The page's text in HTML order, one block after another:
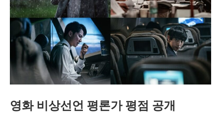
영화 비상선언 평론가 평점 공개